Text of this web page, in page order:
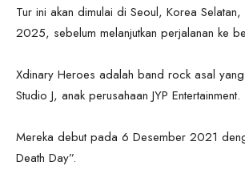
Tur ini akan dimulai di Seoul, Korea
2025, sebelum melanjutkan perjalanan ke
Xdinary Heroes adalah band rock asal
Studio J, anak perusahaan JYP Entertainment.
Mereka debut pada 6 Desember 2021
Death Day”.